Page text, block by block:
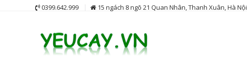
0399.642.999 15 ngách 8 ngõ 21 Quan Nhân, Thanh Xuân, Hà Nội